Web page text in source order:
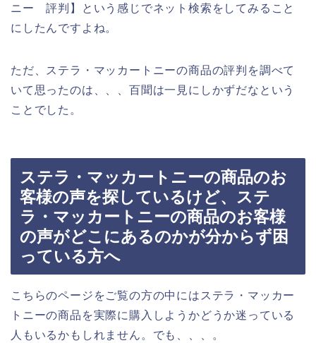
ニー 評判】という感じでネット検索をしてみること
にしたんですよね。
ただ、ステラ・マッカートニーの商品の評判を調べて
いて思ったのは、、、百聞は一見にしかずだなという
ことでした。
ステラ・マッカートニーの商品のお
客様の声を探しているけど、ステ
ラ・マッカートニーの商品のお客様
の声がどこにあるのかが分からず困
っている方へ
こちらのページをご覧の方の中にはステラ・マッカー
トニーの商品を実際に購入しようかどうか迷っている
人もいるかもしれません。でも、、、。